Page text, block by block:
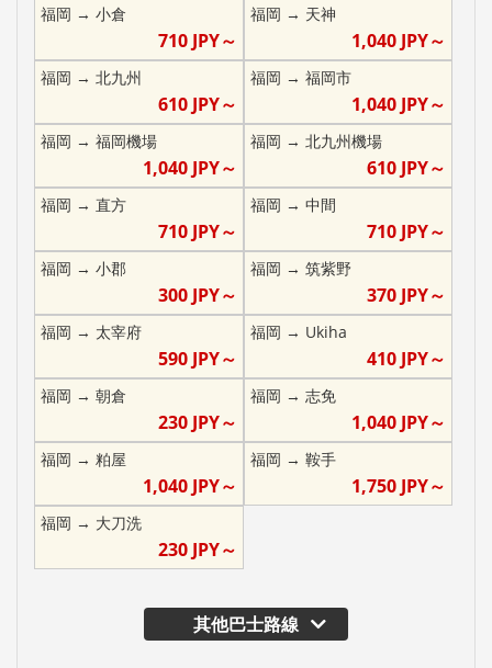
福岡 → 小倉
710JPY～
福岡 → 天神
1,040 JPY～
福岡 → 北九州
610JPY～
福岡 → 福岡市
1,040 JPY～
福岡 → 福岡機場
1,040JPY～
福岡 → 北九州機場
610 JPY～
福岡 → 直方
710JPY～
福岡 → 中間
710 JPY～
福岡 → 小郡
300JPY～
福岡 → 筑紫野
370 JPY～
福岡 → 太宰府
590JPY～
福岡 → Ukiha
410 JPY～
福岡 → 朝倉
230JPY～
福岡 → 志免
1,040 JPY～
福岡 → 粕屋
1,040JPY～
福岡 → 鞍手
1,750 JPY～
福岡 → 大刀洗
230JPY～
其他巴士路線